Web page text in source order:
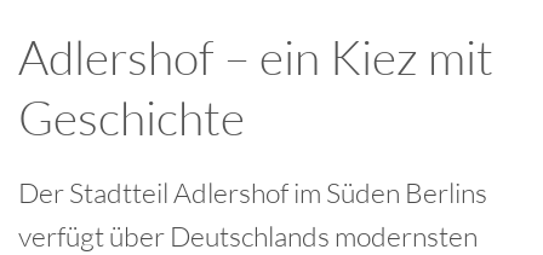
Adlershof – ein Kiez mit
Geschichte
Der Stadtteil Adlershof im Süden Berlins
verfügt über Deutschlands modernsten